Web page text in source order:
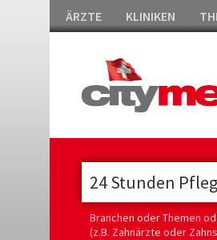
ÄRZTE KLINIKEN
Branchen oder Themen
(z.B. Zahnärzte oder